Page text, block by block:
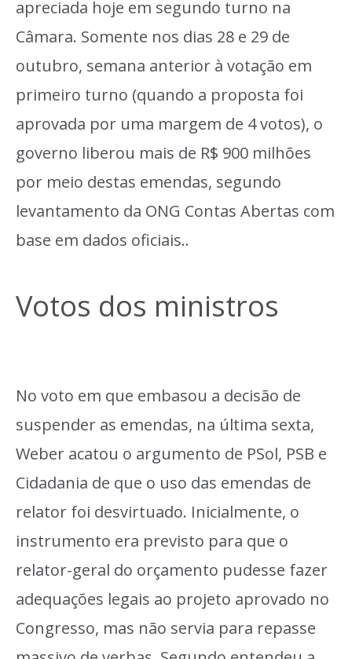
apreciada hoje em segundo turno na
Câmara. Somente nos dias 28 e 29 de
outubro, semana anterior à votação em
primeiro turno (quando a proposta foi
aprovada por uma margem de 4 votos), o
governo liberou mais de R$ 900 milhões
por meio destas emendas, segundo
levantamento da ONG Contas Abertas com
base em dados oficiais..
Votos dos ministros
No voto em que embasou a decisão de
suspender as emendas, na última sexta,
Weber acatou o argumento de PSol, PSB e
Cidadania de que o uso das emendas de
relator foi desvirtuado. Inicialmente, o
instrumento era previsto para que o
relator-geral do orçamento pudesse fazer
adequações legais ao projeto aprovado no
Congresso, mas não servia para repasse